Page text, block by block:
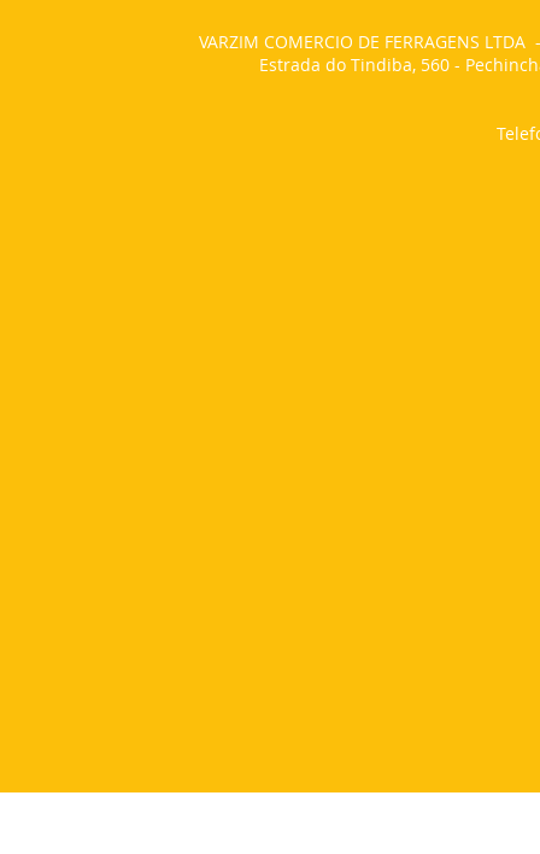
VARZIM COMERCIO DE FERRAGENS
Estrada do Tindiba, 560 -